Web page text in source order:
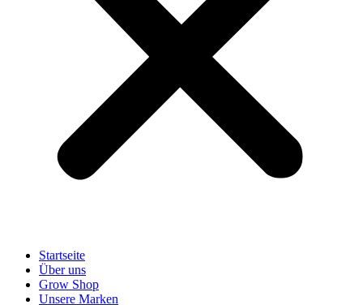
Startseite
Über uns
Grow Shop
Unsere Marken